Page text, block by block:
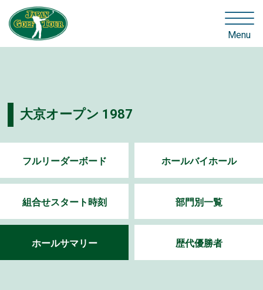
Menu
大京オープン 1987
フルリーダーボード ホールバイホール
組合せスタート時刻 部門別一覧
ホールサマリー 歴代優勝者